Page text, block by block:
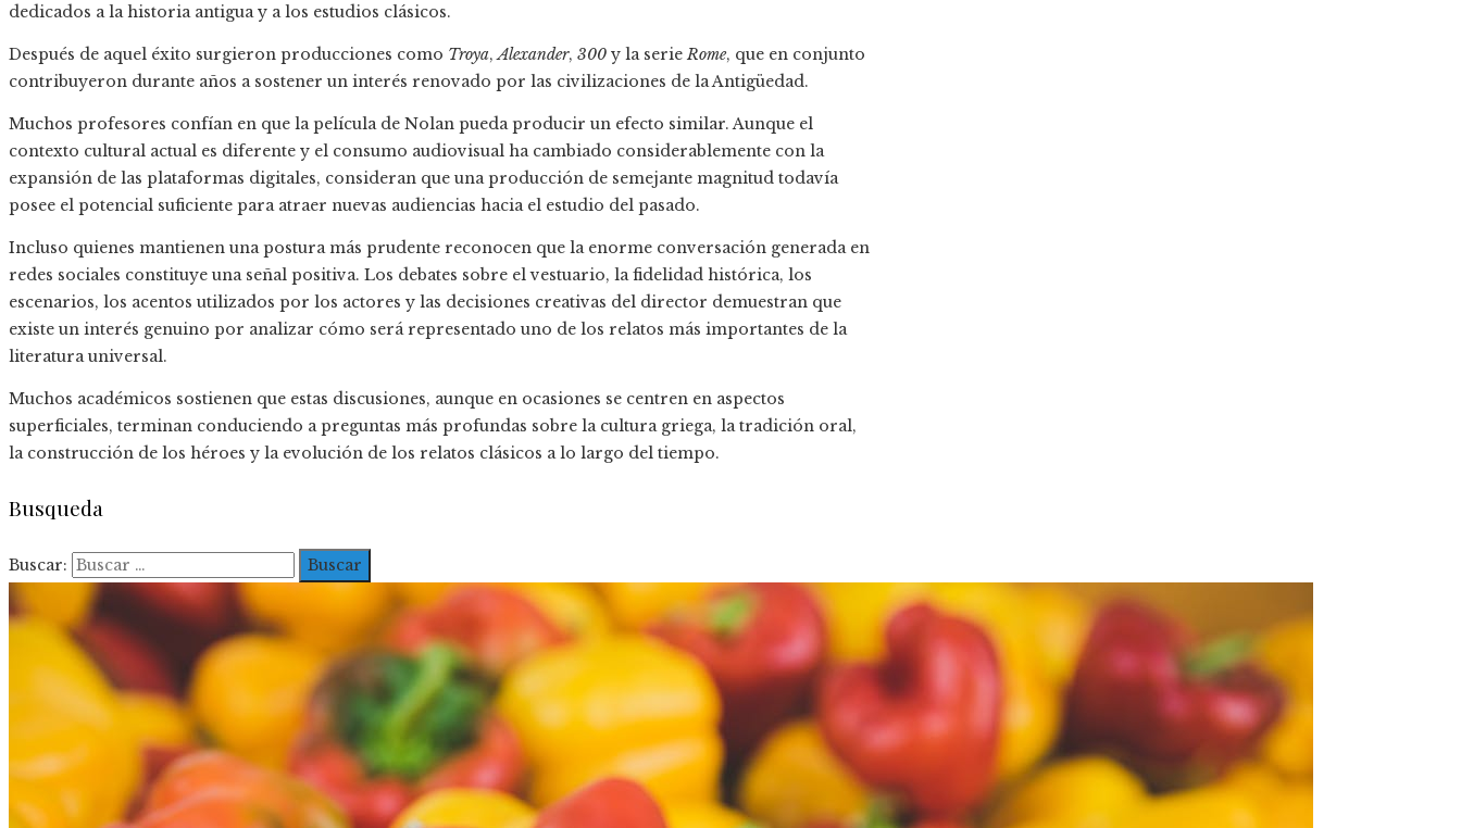
dedicados a la historia antigua y a los estudios clásicos.
Después de aquel éxito surgieron producciones como Troya,Alexander, 300 y la serieRome, que en conjunto
contribuyeron durante años a sostener un interés renovado por las civilizaciones de la Antigüedad.
Muchos profesores confían en que la película de Nolan pueda producir un efecto similar. Aunque el
contexto cultural actual es diferente y el consumo audiovisual ha cambiado considerablemente con la
expansión de las plataformas digitales, consideran que una producción de semejante magnitud todavía
posee el potencial suficiente para atraer nuevas audiencias hacia el estudio del pasado.
Incluso quienes mantienen una postura más prudente reconocen que la enorme conversación generada en
redes sociales constituye una señal positiva. Los debates sobre el vestuario, la fidelidad histórica, los
escenarios, los acentos utilizados por los actores y las decisiones creativas del director demuestran que
existe un interés genuino por analizar cómo será representado uno de los relatos más importantes de la
literatura universal.
Muchos académicos sostienen que estas discusiones, aunque en ocasiones se centren en aspectos
superficiales, terminan conduciendo a preguntas más profundas sobre la cultura griega, la tradición oral,
la construcción de los héroes y la evolución de los relatos clásicos a lo largo del tiempo.
Busqueda
Buscar: